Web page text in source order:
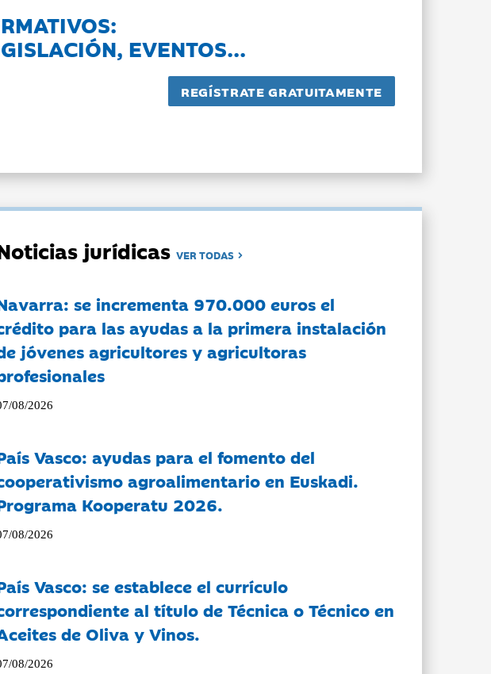
EVENTOS...
jurídicasVER TODAS
se incrementa 970.000 euros el
para las ayudas a la primera instalación
jóvenes agricultores y agricultoras
08/2026
Vasco: ayudas para el fomento del
agroalimentario en Euskadi.
Kooperatu 2026.
08/2026
Vasco: se establece el currículo
al título de Técnica o Técnico en
de Oliva y Vinos.
08/2026